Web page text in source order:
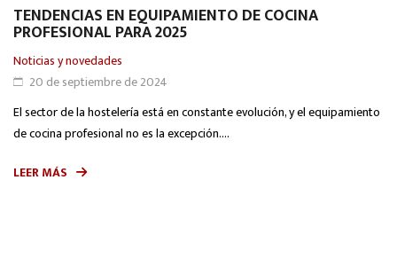
TENDENCIAS EN EQUIPAMIENTO DE COCINA
PROFESIONAL PARA 2025
Noticias y novedades
20 de septiembre de 2024
El sector de la hostelería está en constante evolución, y el equipamiento
de cocina profesional no es la excepción....
LEER MÁS